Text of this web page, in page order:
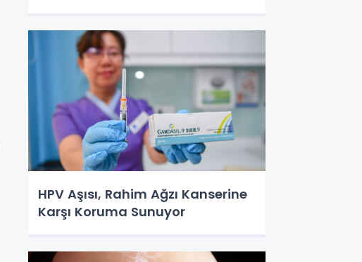
HPV Aşısı, Rahim Ağzı Kanserine
Karşı Koruma Sunuyor